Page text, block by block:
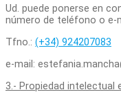
Ud. puede ponerse en
número de teléfono o e-
Tfno.: (+34) 924207083
e-mail:
3.- Propiedad intelectual